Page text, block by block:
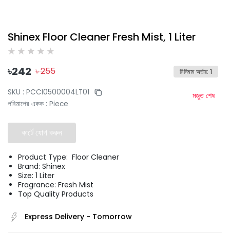
Shinex Floor Cleaner Fresh Mist, 1 Liter
৳242 ৳255 মিনিমাম অর্ডার: 1
SKU : PCCI0500004LT01
পরিমাপের একক : Piece
মজুত শেষ
কার্টে যোগ করুন
Product Type: Floor Cleaner
Brand: Shinex
Size: 1 Liter
Fragrance: Fresh Mist
Top Quality Products
Express Delivery - Tomorrow